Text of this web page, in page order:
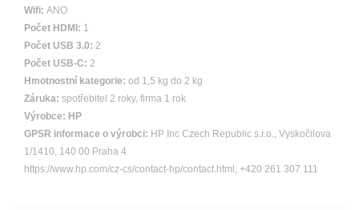
Wifi: ANO
Počet HDMI: 1
Počet USB 3.0: 2
Počet USB-C: 2
Hmotnostní kategorie: od 1,5 kg do 2 kg
Záruka: spotřebitel 2 roky, firma 1 rok
Výrobce: HP
GPSR informace o výrobci: HP Inc Czech Republic s.r.o., Vyskočilova
1/1410, 140 00 Praha 4
https://www.hp.com/cz-cs/contact-hp/contact.html, +420 261 307 111